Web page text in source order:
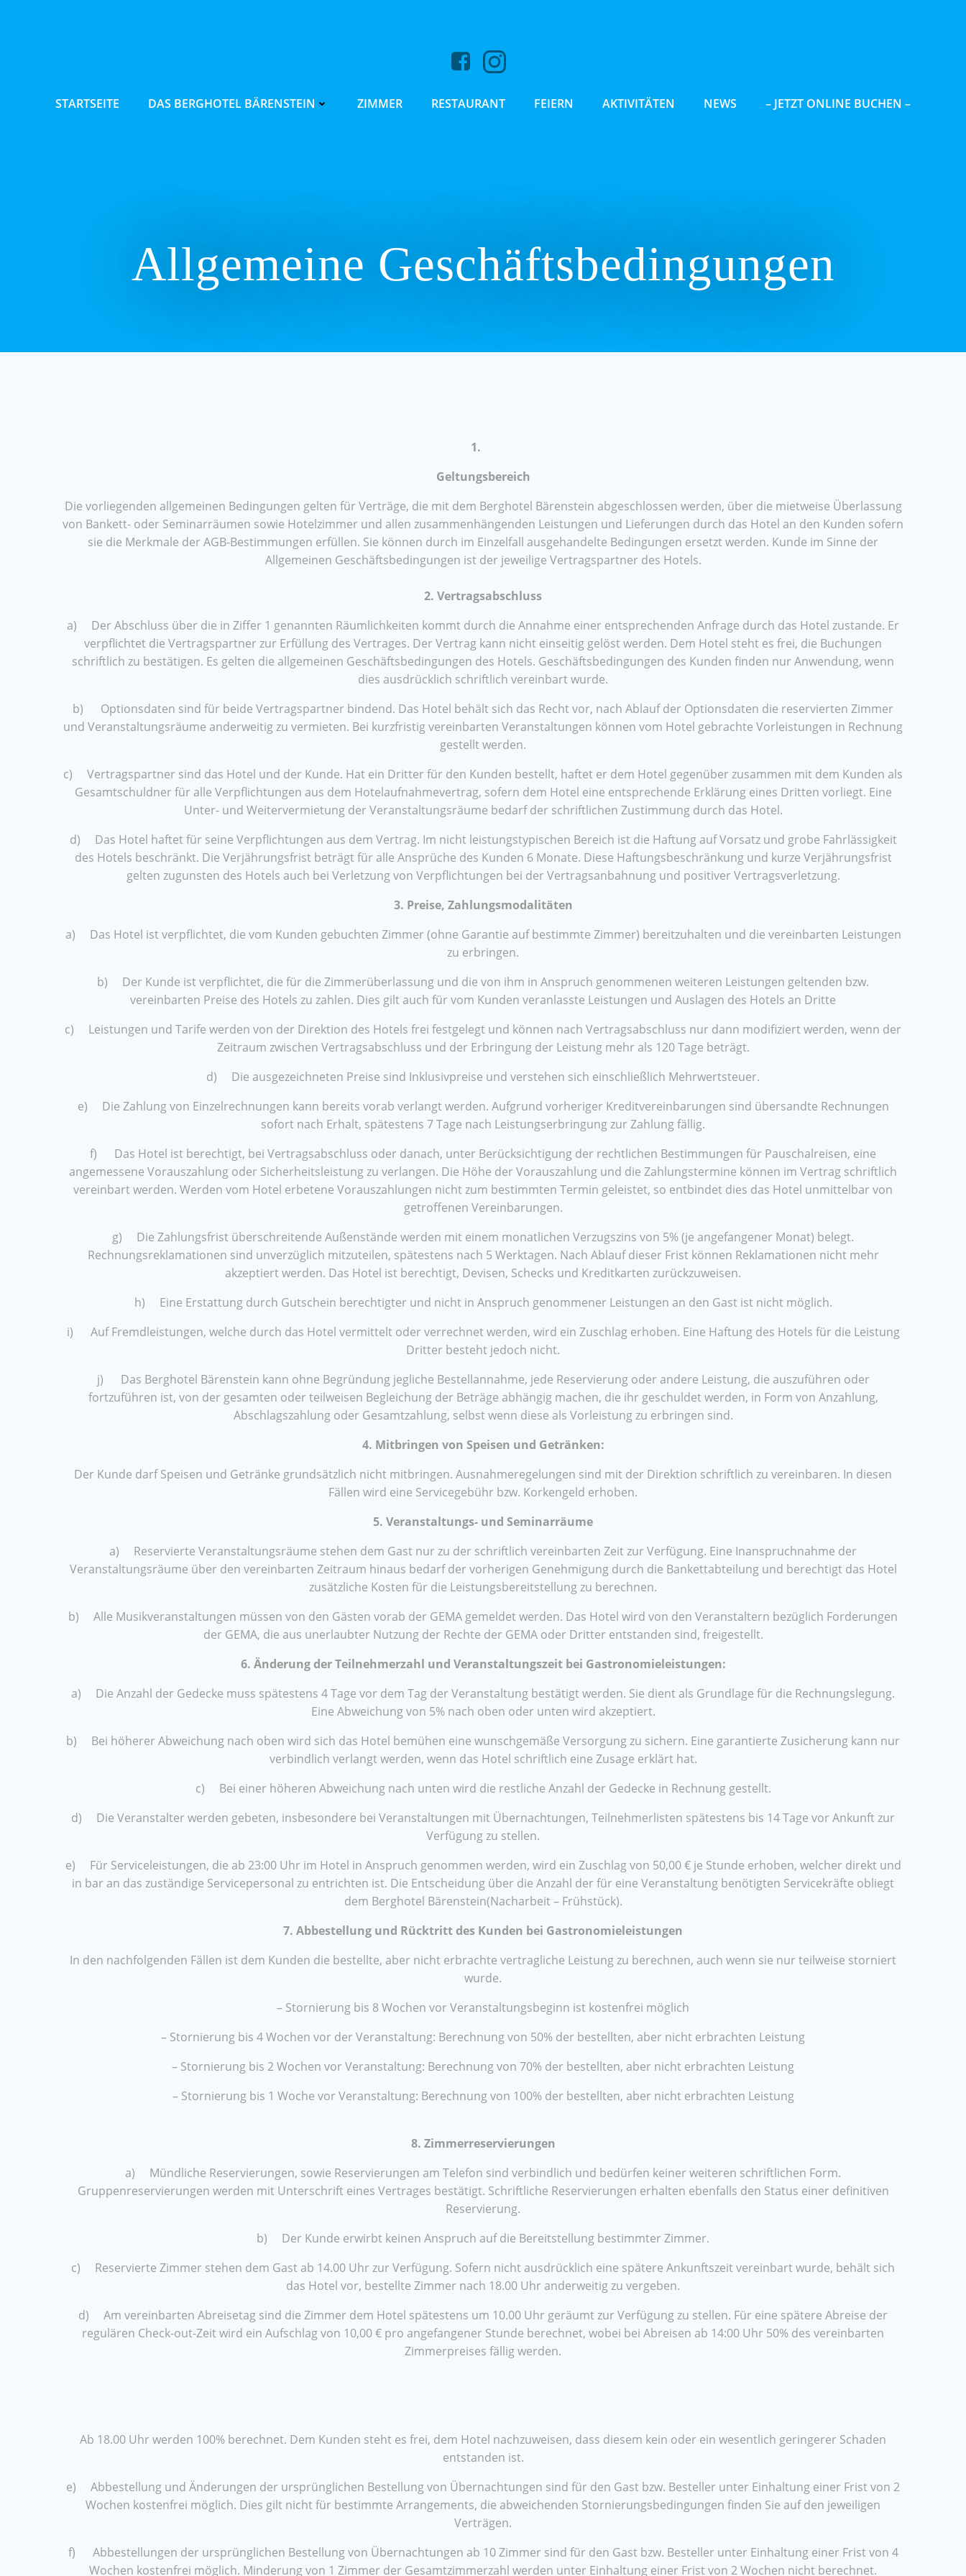
STARTSEITE DAS BERGHOTEL BÄRENSTEIN ZIMMER RESTAURANT FEIERN AKTIVITÄTEN NEWS – JETZT ONLINE BUCHEN –
Allgemeine Geschäftsbedingungen
1.
Geltungsbereich
Die vorliegenden allgemeinen Bedingungen gelten für Verträge, die mit dem Berghotel Bärenstein abgeschlossen werden, über die mietweise Überlassung
von Bankett- oder Seminarräumen sowie Hotelzimmer und allen zusammenhängenden Leistungen und Lieferungen durch das Hotel an den Kunden sofern
sie die Merkmale der AGB-Bestimmungen erfüllen. Sie können durch im Einzelfall ausgehandelte Bedingungen ersetzt werden. Kunde im Sinne der
Allgemeinen Geschäftsbedingungen ist der jeweilige Vertragspartner des Hotels.
2. Vertragsabschluss
a) Der Abschluss über die in Ziffer 1 genannten Räumlichkeiten kommt durch die Annahme einer entsprechenden Anfrage durch das Hotel zustande. Er
verpflichtet die Vertragspartner zur Erfüllung des Vertrages. Der Vertrag kann nicht einseitig gelöst werden. Dem Hotel steht es frei, die Buchungen
schriftlich zu bestätigen. Es gelten die allgemeinen Geschäftsbedingungen des Hotels. Geschäftsbedingungen des Kunden finden nur Anwendung, wenn
dies ausdrücklich schriftlich vereinbart wurde.
b) Optionsdaten sind für beide Vertragspartner bindend. Das Hotel behält sich das Recht vor, nach Ablauf der Optionsdaten die reservierten Zimmer
und Veranstaltungsräume anderweitig zu vermieten. Bei kurzfristig vereinbarten Veranstaltungen können vom Hotel gebrachte Vorleistungen in Rechnung
gestellt werden.
c) Vertragspartner sind das Hotel und der Kunde. Hat ein Dritter für den Kunden bestellt, haftet er dem Hotel gegenüber zusammen mit dem Kunden als
Gesamtschuldner für alle Verpflichtungen aus dem Hotelaufnahmevertrag, sofern dem Hotel eine entsprechende Erklärung eines Dritten vorliegt. Eine
Unter- und Weitervermietung der Veranstaltungsräume bedarf der schriftlichen Zustimmung durch das Hotel.
d) Das Hotel haftet für seine Verpflichtungen aus dem Vertrag. Im nicht leistungstypischen Bereich ist die Haftung auf Vorsatz und grobe Fahrlässigkeit
des Hotels beschränkt. Die Verjährungsfrist beträgt für alle Ansprüche des Kunden 6 Monate. Diese Haftungsbeschränkung und kurze Verjährungsfrist
gelten zugunsten des Hotels auch bei Verletzung von Verpflichtungen bei der Vertragsanbahnung und positiver Vertragsverletzung.
3. Preise, Zahlungsmodalitäten
a) Das Hotel ist verpflichtet, die vom Kunden gebuchten Zimmer (ohne Garantie auf bestimmte Zimmer) bereitzuhalten und die vereinbarten Leistungen
zu erbringen.
b) Der Kunde ist verpflichtet, die für die Zimmerüberlassung und die von ihm in Anspruch genommenen weiteren Leistungen geltenden bzw.
vereinbarten Preise des Hotels zu zahlen. Dies gilt auch für vom Kunden veranlasste Leistungen und Auslagen des Hotels an Dritte
c) Leistungen und Tarife werden von der Direktion des Hotels frei festgelegt und können nach Vertragsabschluss nur dann modifiziert werden, wenn der
Zeitraum zwischen Vertragsabschluss und der Erbringung der Leistung mehr als 120 Tage beträgt.
d) Die ausgezeichneten Preise sind Inklusivpreise und verstehen sich einschließlich Mehrwertsteuer.
e) Die Zahlung von Einzelrechnungen kann bereits vorab verlangt werden. Aufgrund vorheriger Kreditvereinbarungen sind übersandte Rechnungen
sofort nach Erhalt, spätestens 7 Tage nach Leistungserbringung zur Zahlung fällig.
f) Das Hotel ist berechtigt, bei Vertragsabschluss oder danach, unter Berücksichtigung der rechtlichen Bestimmungen für Pauschalreisen, eine
angemessene Vorauszahlung oder Sicherheitsleistung zu verlangen. Die Höhe der Vorauszahlung und die Zahlungstermine können im Vertrag schriftlich
vereinbart werden. Werden vom Hotel erbetene Vorauszahlungen nicht zum bestimmten Termin geleistet, so entbindet dies das Hotel unmittelbar von
getroffenen Vereinbarungen.
g) Die Zahlungsfrist überschreitende Außenstände werden mit einem monatlichen Verzugszins von 5% (je angefangener Monat) belegt.
Rechnungsreklamationen sind unverzüglich mitzuteilen, spätestens nach 5 Werktagen. Nach Ablauf dieser Frist können Reklamationen nicht mehr
akzeptiert werden. Das Hotel ist berechtigt, Devisen, Schecks und Kreditkarten zurückzuweisen.
h) Eine Erstattung durch Gutschein berechtigter und nicht in Anspruch genommener Leistungen an den Gast ist nicht möglich.
i) Auf Fremdleistungen, welche durch das Hotel vermittelt oder verrechnet werden, wird ein Zuschlag erhoben. Eine Haftung des Hotels für die Leistung
Dritter besteht jedoch nicht.
j) Das Berghotel Bärenstein kann ohne Begründung jegliche Bestellannahme, jede Reservierung oder andere Leistung, die auszuführen oder
fortzuführen ist, von der gesamten oder teilweisen Begleichung der Beträge abhängig machen, die ihr geschuldet werden, in Form von Anzahlung,
Abschlagszahlung oder Gesamtzahlung, selbst wenn diese als Vorleistung zu erbringen sind.
4. Mitbringen von Speisen und Getränken:
Der Kunde darf Speisen und Getränke grundsätzlich nicht mitbringen. Ausnahmeregelungen sind mit der Direktion schriftlich zu vereinbaren. In diesen
Fällen wird eine Servicegebühr bzw. Korkengeld erhoben.
5. Veranstaltungs- und Seminarräume
a) Reservierte Veranstaltungsräume stehen dem Gast nur zu der schriftlich vereinbarten Zeit zur Verfügung. Eine Inanspruchnahme der
Veranstaltungsräume über den vereinbarten Zeitraum hinaus bedarf der vorherigen Genehmigung durch die Bankettabteilung und berechtigt das Hotel
zusätzliche Kosten für die Leistungsbereitstellung zu berechnen.
b) Alle Musikveranstaltungen müssen von den Gästen vorab der GEMA gemeldet werden. Das Hotel wird von den Veranstaltern bezüglich Forderungen
der GEMA, die aus unerlaubter Nutzung der Rechte der GEMA oder Dritter entstanden sind, freigestellt.
6. Änderung der Teilnehmerzahl und Veranstaltungszeit bei Gastronomieleistungen:
a) Die Anzahl der Gedecke muss spätestens 4 Tage vor dem Tag der Veranstaltung bestätigt werden. Sie dient als Grundlage für die Rechnungslegung.
Eine Abweichung von 5% nach oben oder unten wird akzeptiert.
b) Bei höherer Abweichung nach oben wird sich das Hotel bemühen eine wunschgemäße Versorgung zu sichern. Eine garantierte Zusicherung kann nur
verbindlich verlangt werden, wenn das Hotel schriftlich eine Zusage erklärt hat.
c) Bei einer höheren Abweichung nach unten wird die restliche Anzahl der Gedecke in Rechnung gestellt.
d) Die Veranstalter werden gebeten, insbesondere bei Veranstaltungen mit Übernachtungen, Teilnehmerlisten spätestens bis 14 Tage vor Ankunft zur
Verfügung zu stellen.
e) Für Serviceleistungen, die ab 23:00 Uhr im Hotel in Anspruch genommen werden, wird ein Zuschlag von 50,00 € je Stunde erhoben, welcher direkt und
in bar an das zuständige Servicepersonal zu entrichten ist. Die Entscheidung über die Anzahl der für eine Veranstaltung benötigten Servicekräfte obliegt
dem Berghotel Bärenstein(Nacharbeit – Frühstück).
7. Abbestellung und Rücktritt des Kunden bei Gastronomieleistungen
In den nachfolgenden Fällen ist dem Kunden die bestellte, aber nicht erbrachte vertragliche Leistung zu berechnen, auch wenn sie nur teilweise storniert
wurde.
– Stornierung bis 8 Wochen vor Veranstaltungsbeginn ist kostenfrei möglich
– Stornierung bis 4 Wochen vor der Veranstaltung: Berechnung von 50% der bestellten, aber nicht erbrachten Leistung
– Stornierung bis 2 Wochen vor Veranstaltung: Berechnung von 70% der bestellten, aber nicht erbrachten Leistung
– Stornierung bis 1 Woche vor Veranstaltung: Berechnung von 100% der bestellten, aber nicht erbrachten Leistung
8. Zimmerreservierungen
a) Mündliche Reservierungen, sowie Reservierungen am Telefon sind verbindlich und bedürfen keiner weiteren schriftlichen Form.
Gruppenreservierungen werden mit Unterschrift eines Vertrages bestätigt. Schriftliche Reservierungen erhalten ebenfalls den Status einer definitiven
Reservierung.
b) Der Kunde erwirbt keinen Anspruch auf die Bereitstellung bestimmter Zimmer.
c) Reservierte Zimmer stehen dem Gast ab 14.00 Uhr zur Verfügung. Sofern nicht ausdrücklich eine spätere Ankunftszeit vereinbart wurde, behält sich
das Hotel vor, bestellte Zimmer nach 18.00 Uhr anderweitig zu vergeben.
d) Am vereinbarten Abreisetag sind die Zimmer dem Hotel spätestens um 10.00 Uhr geräumt zur Verfügung zu stellen. Für eine spätere Abreise der
regulären Check-out-Zeit wird ein Aufschlag von 10,00 € pro angefangener Stunde berechnet, wobei bei Abreisen ab 14:00 Uhr 50% des vereinbarten
Zimmerpreises fällig werden.
Ab 18.00 Uhr werden 100% berechnet. Dem Kunden steht es frei, dem Hotel nachzuweisen, dass diesem kein oder ein wesentlich geringerer Schaden
entstanden ist.
e) Abbestellung und Änderungen der ursprünglichen Bestellung von Übernachtungen sind für den Gast bzw. Besteller unter Einhaltung einer Frist von 2
Wochen kostenfrei möglich. Dies gilt nicht für bestimmte Arrangements, die abweichenden Stornierungsbedingungen finden Sie auf den jeweiligen
Verträgen.
f) Abbestellungen der ursprünglichen Bestellung von Übernachtungen ab 10 Zimmer sind für den Gast bzw. Besteller unter Einhaltung einer Frist von 4
Wochen kostenfrei möglich. Minderung von 1 Zimmer der Gesamtzimmerzahl werden unter Einhaltung einer Frist von 2 Wochen nicht berechnet.